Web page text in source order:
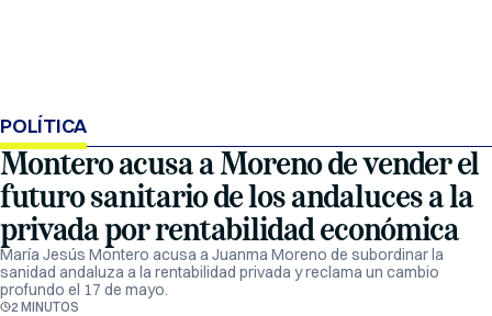
POLÍTICA
Montero acusa a Moreno de vender el
futuro sanitario de los andaluces a la
privada por rentabilidad económica
María Jesús Montero acusa a Juanma Moreno de subordinar la
sanidad andaluza a la rentabilidad privada y reclama un cambio
profundo el 17 de mayo.
2 MINUTOS